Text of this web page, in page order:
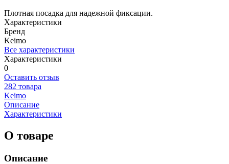
Плотная посадка для надежной фиксации.
Характеристики
Бренд
Keimo
Все характеристики
Характеристики
0
Оставить отзыв
282 товара
Keimo
Описание
Характеристики
О товаре
Описание